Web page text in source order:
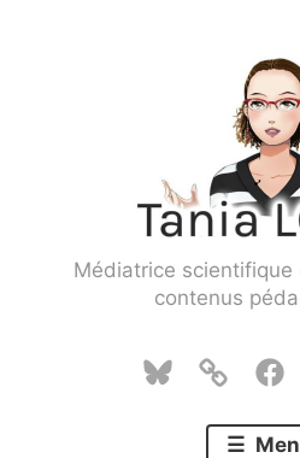
Médiatrice
contenus
Bluesky